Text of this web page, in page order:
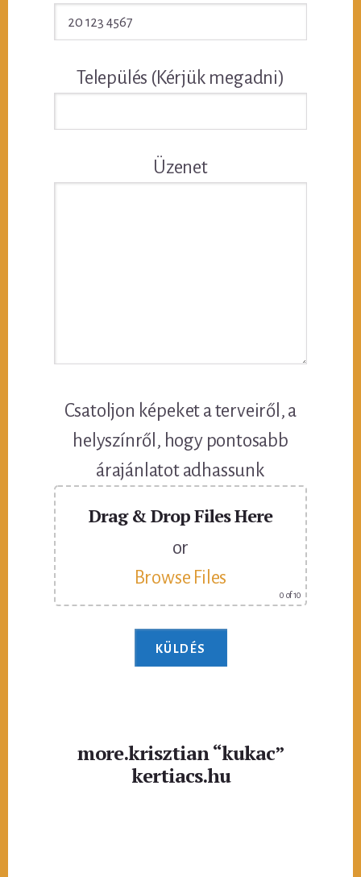
Település (Kérjük megadni)
Üzenet
Csatoljon képeket a terveiről, a
helyszínről, hogy pontosabb
árajánlatot adhassunk
Drag & Drop Files Here
or
Browse Files
0 of 10
more.krisztian “kukac”
kertiacs.hu